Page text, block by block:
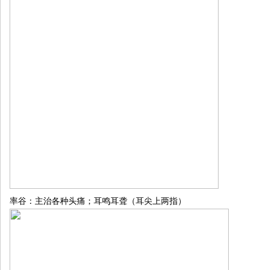
率谷：主治各种头痛；耳鸣耳聋（耳尖上两指）